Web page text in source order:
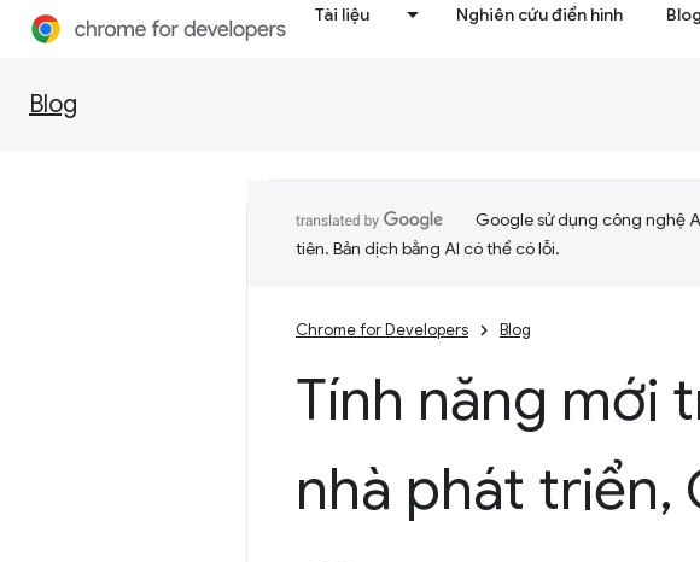
Tài liệu Nghiên cứu điển hình Blog
Blog
Google sử dụng công nghệ
tiên. Bản dịch bằng AI có thể có lỗi.
Chrome for Developers Blog
Tính năng mới
nhà phát triển,